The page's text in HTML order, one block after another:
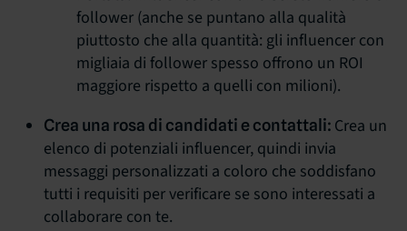
follower (anche se puntano alla qualità
piuttosto che alla quantità: gli influencer con
migliaia di follower spesso offrono un ROI
maggiore rispetto a quelli con milioni).
Crea una rosa di candidati e contattali: Crea un
elenco di potenziali influencer, quindi invia
messaggi personalizzati a coloro che soddisfano
tutti i requisiti per verificare se sono interessati a
collaborare con te.